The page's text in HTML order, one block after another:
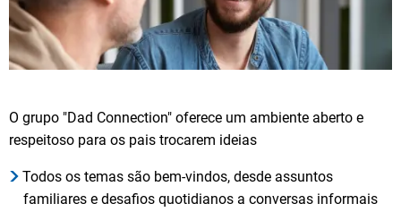
O grupo "Dad Connection" oferece um ambiente aberto e
respeitoso para os pais trocarem ideias
Todos os temas são bem-vindos, desde assuntos
familiares e desafios quotidianos a conversas informais